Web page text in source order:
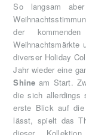
So langsam
der
Weihnachtsmärkte
diverser Holiday
Jahr wieder eine
Shine am Start.
die sich allerdings
erste Blick auf die
lässt, spielt das